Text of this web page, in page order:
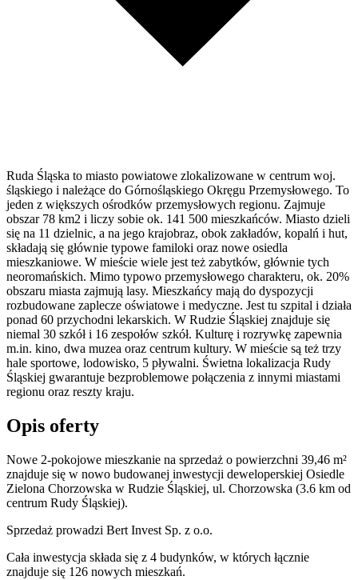
Ruda Śląska to miasto powiatowe zlokalizowane w centrum woj.
śląskiego i należące do Górnośląskiego Okręgu Przemysłowego. To
jeden z większych ośrodków przemysłowych regionu. Zajmuje
obszar 78 km2 i liczy sobie ok. 141 500 mieszkańców. Miasto dzieli
się na 11 dzielnic, a na jego krajobraz, obok zakładów, kopalń i hut,
składają się głównie typowe familoki oraz nowe osiedla
mieszkaniowe. W mieście wiele jest też zabytków, głównie tych
neoromańskich. Mimo typowo przemysłowego charakteru, ok. 20%
obszaru miasta zajmują lasy. Mieszkańcy mają do dyspozycji
rozbudowane zaplecze oświatowe i medyczne. Jest tu szpital i działa
ponad 60 przychodni lekarskich. W Rudzie Śląskiej znajduje się
niemal 30 szkół i 16 zespołów szkół. Kulturę i rozrywkę zapewnia
m.in. kino, dwa muzea oraz centrum kultury. W mieście są też trzy
hale sportowe, lodowisko, 5 pływalni. Świetna lokalizacja Rudy
Śląskiej gwarantuje bezproblemowe połączenia z innymi miastami
regionu oraz reszty kraju.
Opis oferty
Nowe 2-pokojowe mieszkanie na sprzedaż o powierzchni 39,46 m²
znajduje się w nowo budowanej inwestycji deweloperskiej Osiedle
Zielona Chorzowska w Rudzie Śląskiej, ul. Chorzowska (3.6 km od
centrum Rudy Śląskiej).
Sprzedaż prowadzi Bert Invest Sp. z o.o.
Cała inwestycja składa się z 4 budynków, w których łącznie
znajduje się 126 nowych mieszkań.